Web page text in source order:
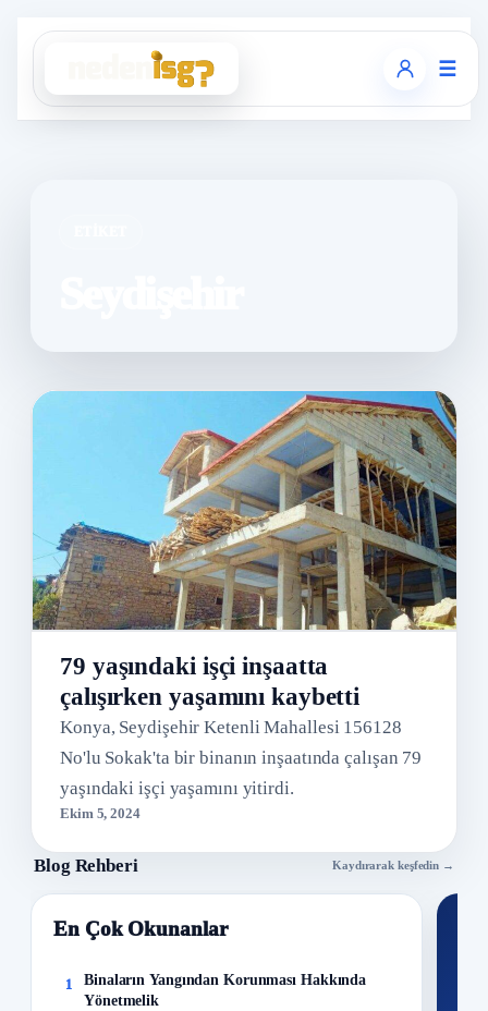
☰
79 yaşındaki işçi inşaatta
çalışırken yaşamını kaybetti
Konya, Seydişehir Ketenli Mahallesi 156128
No'lu Sokak'ta bir binanın inşaatında çalışan 79
yaşındaki işçi yaşamını yitirdi.
Ekim 5, 2024
Blog Rehberi Kaydırarak keşfedin →
En Çok Okunanlar
1
Binaların Yangından Korunması Hakkında
Yönetmelik